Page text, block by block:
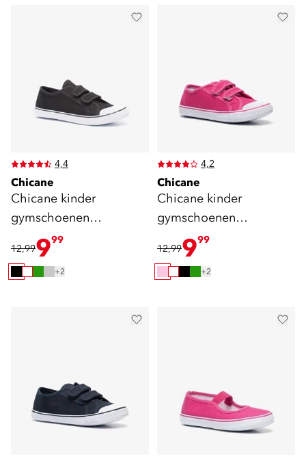
4,4
Chicane
Chicane kinder
gymschoenen
klittenband zwart
12,99999
+2
4,2
Chicane
Chicane kinder
gymschoenen
klittenband roze
12,99999
+2